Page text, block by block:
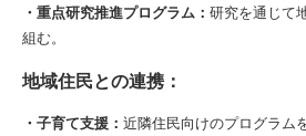
・重点研究推進プログラム： 研究を通じて
組む。
地域住民との連携：
・子育て支援： 近隣住民向けのプログラム